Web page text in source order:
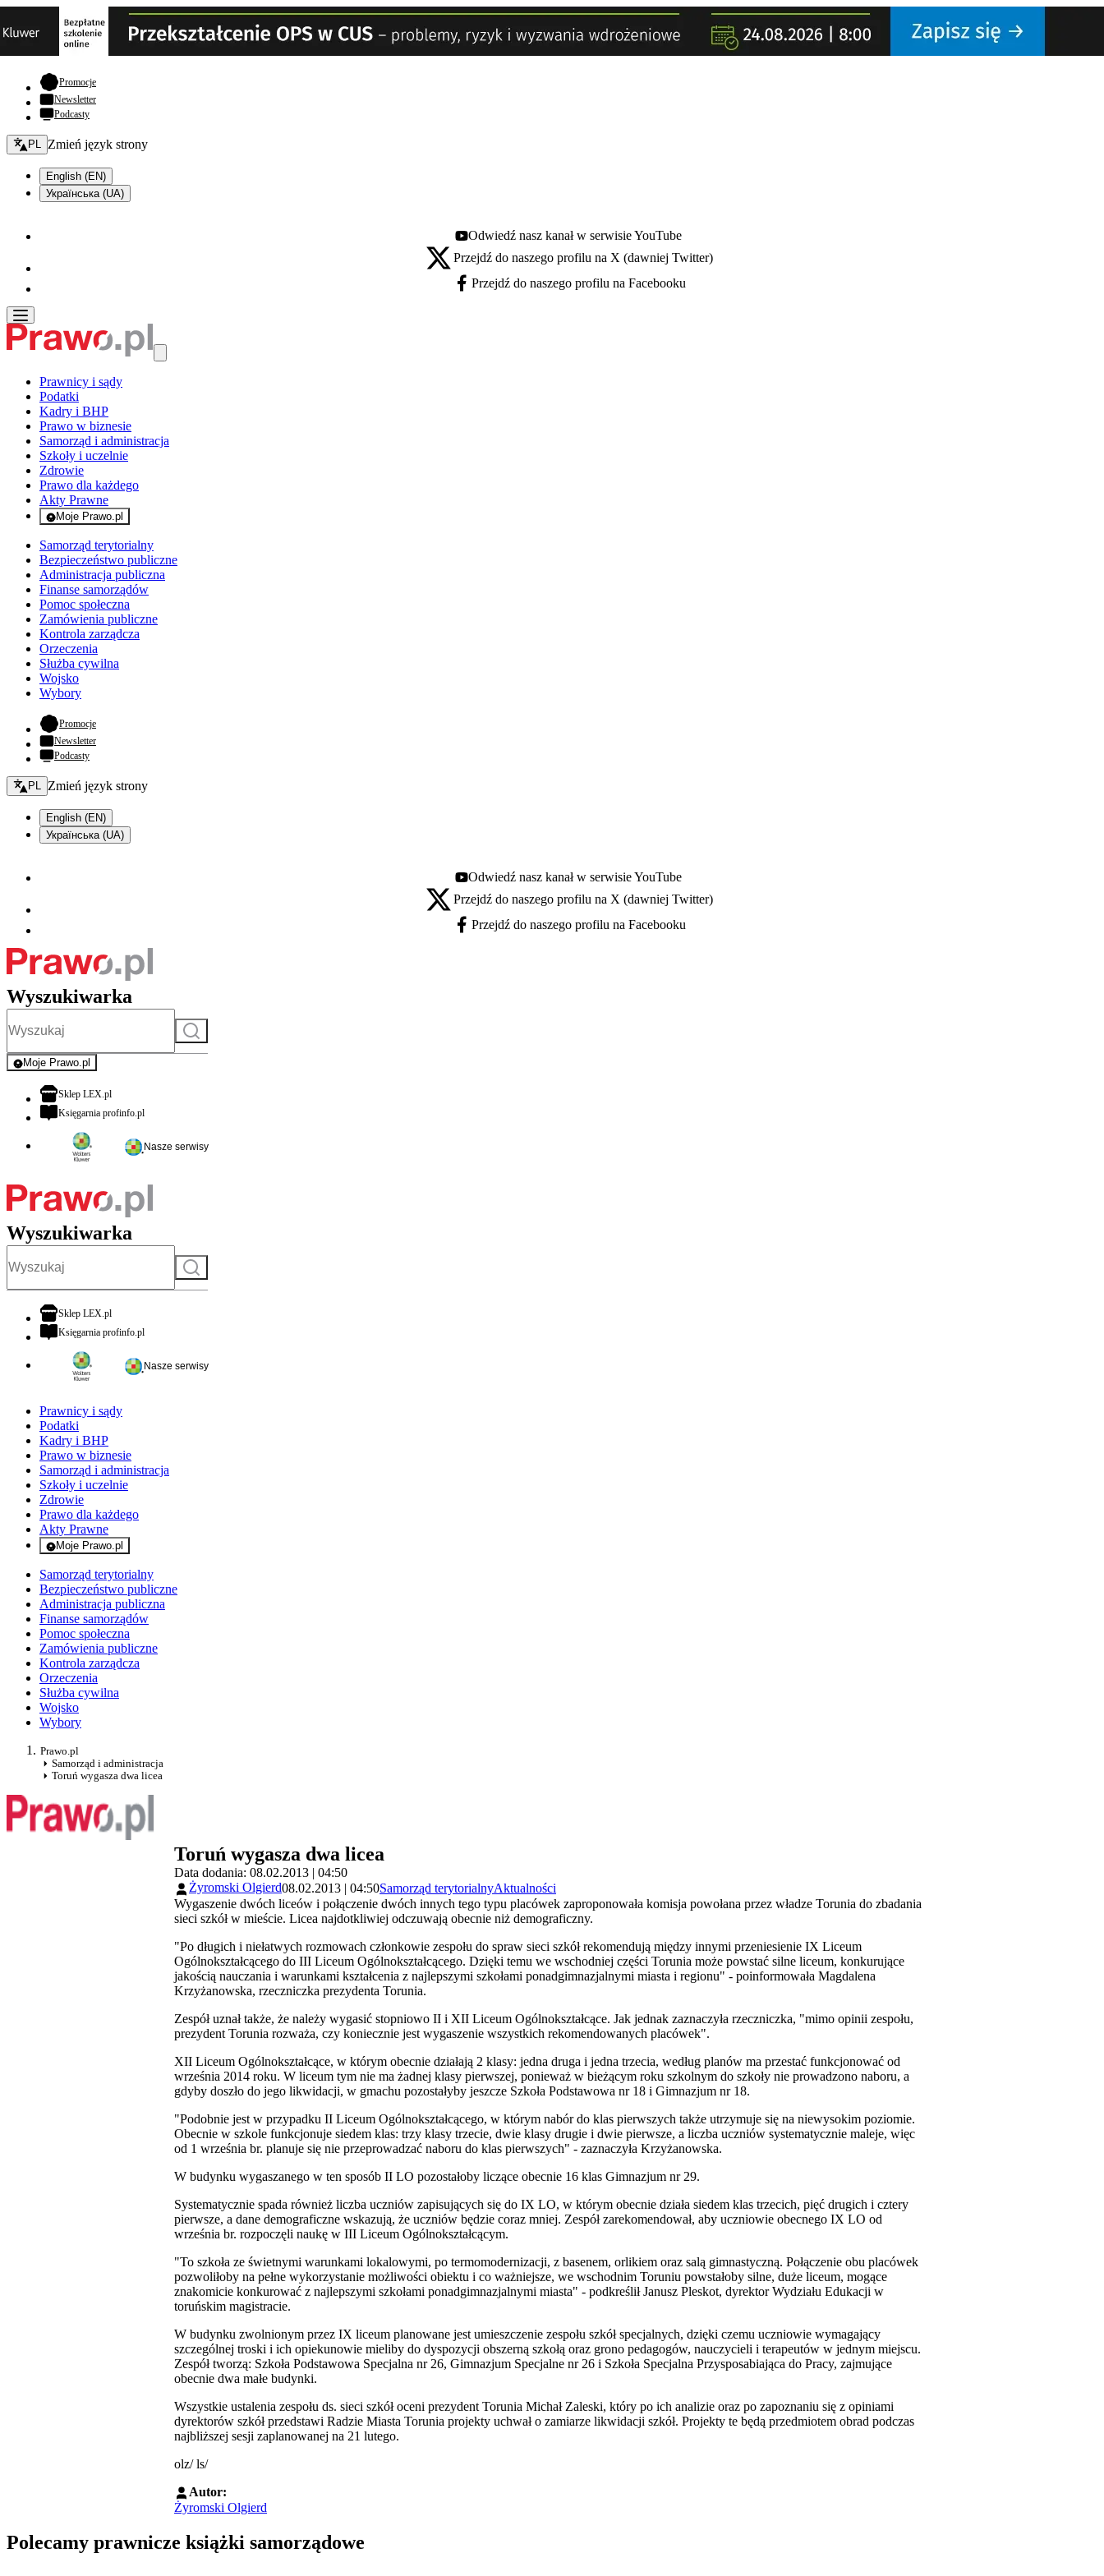
Promocje- otwiera się w nowej karcie
Newsletter
Podcasty
Zmień język - bieżący:
PL Zmień język strony
English (EN)
Українська (UA)
Youtube - otwiera się w nowej karcie
Odwiedź nasz kanał w serwisie YouTube
X - otwiera się w nowej karcie
Przejdź do naszego profilu na X (dawniej Twitter)
Facebook - otwiera się w nowej karcie
Przejdź do naszego profilu na Facebooku
Prawnicy i sądy
Podatki
Kadry i BHP
Prawo w biznesie
Samorząd i administracja
Szkoły i uczelnie
Zdrowie
Prawo dla każdego
Akty Prawne
Moje Prawo.pl
- rejestracja i logowanie do serwisu
Samorząd terytorialny
Bezpieczeństwo publiczne
Administracja publiczna
Finanse samorządów
Pomoc społeczna
Zamówienia publiczne
Kontrola zarządcza
Orzeczenia
Służba cywilna
Wojsko
Wybory
Promocje- otwiera się w nowej karcie
Newsletter
Podcasty
Zmień język - bieżący:
PL Zmień język strony
English (EN)
Українська (UA)
Youtube - otwiera się w nowej karcie
Odwiedź nasz kanał w serwisie YouTube
X - otwiera się w nowej karcie
Przejdź do naszego profilu na X (dawniej Twitter)
Facebook - otwiera się w nowej karcie
Przejdź do naszego profilu na Facebooku
Wyszukiwarka
Szukaj
Moje Prawo.pl
- rejestracja i logowanie do serwisu
Sklep LEX.plotwiera się w nowej karcie
Księgarnia profinfo.plotwiera się w nowej karcie
Nasze serwisy
Wyszukiwarka
Szukaj
Sklep LEX.plotwiera się w nowej karcie
Księgarnia profinfo.plotwiera się w nowej karcie
Nasze serwisy
Prawnicy i sądy
Podatki
Kadry i BHP
Prawo w biznesie
Samorząd i administracja
Szkoły i uczelnie
Zdrowie
Prawo dla każdego
Akty Prawne
Moje Prawo.pl
- rejestracja i logowanie do serwisu
Samorząd terytorialny
Bezpieczeństwo publiczne
Administracja publiczna
Finanse samorządów
Pomoc społeczna
Zamówienia publiczne
Kontrola zarządcza
Orzeczenia
Służba cywilna
Wojsko
Wybory
Prawo.pl
Samorząd i administracja
Toruń wygasza dwa licea
Toruń wygasza dwa licea
Data dodania: 08.02.2013 | 04:50
Żyromski Olgierd08.02.2013 | 04:50Samorząd terytorialnyAktualności
Wygaszenie dwóch liceów i połączenie dwóch innych tego typu placówek zaproponowała komisja powołana przez władze Torunia do zbadania
sieci szkół w mieście. Licea najdotkliwiej odczuwają obecnie niż demograficzny.
"Po długich i niełatwych rozmowach członkowie zespołu do spraw sieci szkół rekomendują między innymi przeniesienie IX Liceum
Ogólnokształcącego do III Liceum Ogólnokształcącego. Dzięki temu we wschodniej części Torunia może powstać silne liceum, konkurujące
jakością nauczania i warunkami kształcenia z najlepszymi szkołami ponadgimnazjalnymi miasta i regionu" - poinformowała Magdalena
Krzyżanowska, rzeczniczka prezydenta Torunia.
Zespół uznał także, że należy wygasić stopniowo II i XII Liceum Ogólnokształcące. Jak jednak zaznaczyła rzeczniczka, "mimo opinii zespołu,
prezydent Torunia rozważa, czy koniecznie jest wygaszenie wszystkich rekomendowanych placówek".
XII Liceum Ogólnokształcące, w którym obecnie działają 2 klasy: jedna druga i jedna trzecia, według planów ma przestać funkcjonować od
września 2014 roku. W liceum tym nie ma żadnej klasy pierwszej, ponieważ w bieżącym roku szkolnym do szkoły nie prowadzono naboru, a
gdyby doszło do jego likwidacji, w gmachu pozostałyby jeszcze Szkoła Podstawowa nr 18 i Gimnazjum nr 18.
"Podobnie jest w przypadku II Liceum Ogólnokształcącego, w którym nabór do klas pierwszych także utrzymuje się na niewysokim poziomie.
Obecnie w szkole funkcjonuje siedem klas: trzy klasy trzecie, dwie klasy drugie i dwie pierwsze, a liczba uczniów systematycznie maleje, więc
od 1 września br. planuje się nie przeprowadzać naboru do klas pierwszych" - zaznaczyła Krzyżanowska.
W budynku wygaszanego w ten sposób II LO pozostałoby liczące obecnie 16 klas Gimnazjum nr 29.
Systematycznie spada również liczba uczniów zapisujących się do IX LO, w którym obecnie działa siedem klas trzecich, pięć drugich i cztery
pierwsze, a dane demograficzne wskazują, że uczniów będzie coraz mniej. Zespół zarekomendował, aby uczniowie obecnego IX LO od
września br. rozpoczęli naukę w III Liceum Ogólnokształcącym.
"To szkoła ze świetnymi warunkami lokalowymi, po termomodernizacji, z basenem, orlikiem oraz salą gimnastyczną. Połączenie obu placówek
pozwoliłoby na pełne wykorzystanie możliwości obiektu i co ważniejsze, we wschodnim Toruniu powstałoby silne, duże liceum, mogące
znakomicie konkurować z najlepszymi szkołami ponadgimnazjalnymi miasta" - podkreślił Janusz Pleskot, dyrektor Wydziału Edukacji w
toruńskim magistracie.
W budynku zwolnionym przez IX liceum planowane jest umieszczenie zespołu szkół specjalnych, dzięki czemu uczniowie wymagający
szczególnej troski i ich opiekunowie mieliby do dyspozycji obszerną szkołą oraz grono pedagogów, nauczycieli i terapeutów w jednym miejscu.
Zespół tworzą: Szkoła Podstawowa Specjalna nr 26, Gimnazjum Specjalne nr 26 i Szkoła Specjalna Przysposabiająca do Pracy, zajmujące
obecnie dwa małe budynki.
Wszystkie ustalenia zespołu ds. sieci szkół oceni prezydent Torunia Michał Zaleski, który po ich analizie oraz po zapoznaniu się z opiniami
dyrektorów szkół przedstawi Radzie Miasta Torunia projekty uchwał o zamiarze likwidacji szkół. Projekty te będą przedmiotem obrad podczas
najbliższej sesji zaplanowanej na 21 lutego.
olz/ ls/
Autor:
Żyromski Olgierd
Polecamy prawnicze książki samorządowe